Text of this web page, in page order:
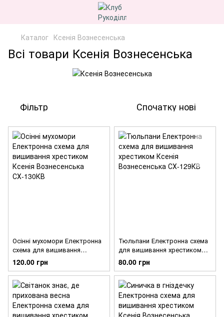
Каталог Ксенія Вознесенська
Всі товари Ксенія Вознесенська
Фільтр Спочатку нові
Осінні мухомори Електронна
схема для вишивання
хрестиком Ксенія
Вознесенська СХ-130КВ
120.00 грн
Тюльпани Електронна схема
для вишивання хрестиком
Ксенія Вознесенська
СХ-129КВ
80.00 грн